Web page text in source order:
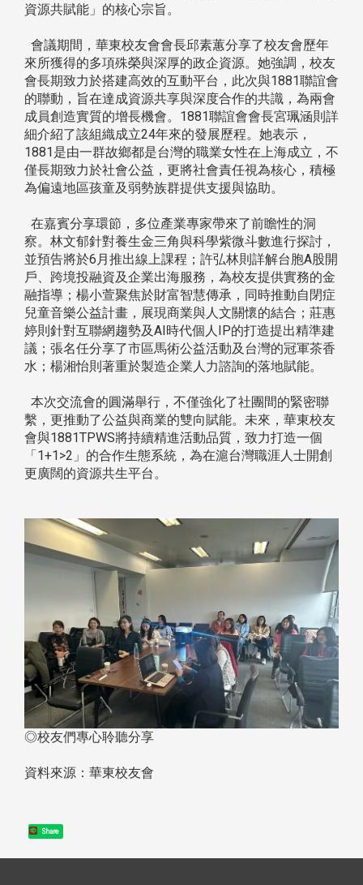
資源共賦能」的核心宗旨。
會議期間，華東校友會會長邱素蕙分享了校友會歷年
來所獲得的多項殊榮與深厚的政企資源。她強調，校友
會長期致力於搭建高效的互動平台，此次與1881聯誼會
的聯動，旨在達成資源共享與深度合作的共識，為兩會
成員創造實質的增長機會。1881聯誼會會長宮珮涵則詳
細介紹了該組織成立24年來的發展歷程。她表示，
1881是由一群故鄉都是台灣的職業女性在上海成立，不
僅長期致力於社會公益，更將社會責任視為核心，積極
為偏遠地區孩童及弱勢族群提供支援與協助。
在嘉賓分享環節，多位產業專家帶來了前瞻性的洞
察。林文郁針對養生金三角與科學紫微斗數進行探討，
並預告將於6月推出線上課程；許弘林則詳解台胞A股開
戶、跨境投融資及企業出海服務，為校友提供實務的金
融指導；楊小萱聚焦於財富智慧傳承，同時推動自閉症
兒童音樂公益計畫，展現商業與人文關懷的結合；莊惠
婷則針對互聯網趨勢及AI時代個人IP的打造提出精準建
議；張名任分享了市區馬術公益活動及台灣的冠軍茶香
水；楊湘怡則著重於製造企業人力諮詢的落地賦能。
本次交流會的圓滿舉行，不僅強化了社團間的緊密聯
繫，更推動了公益與商業的雙向賦能。未來，華東校友
會與1881TPWS將持續精進活動品質，致力打造一個
「1+1>2」的合作生態系統，為在滬台灣職涯人士開創
更廣闊的資源共生平台。
◎校友們專心聆聽分享
資料來源：華東校友會
Share